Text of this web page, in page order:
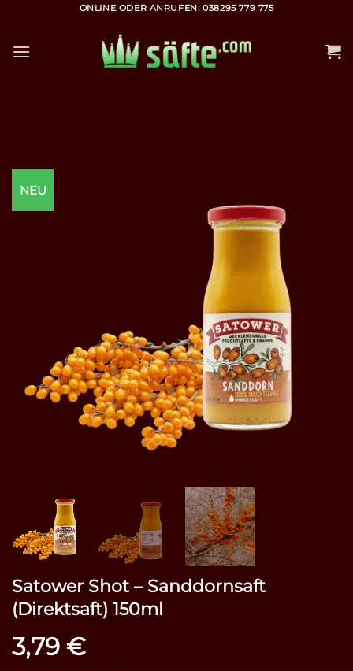
springen
ONLINE ODER ANRUFEN: 038295 779 775
NEU
Satower Shot – Sanddornsaft
(Direktsaft) 150ml
3,79 €